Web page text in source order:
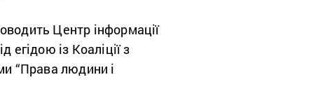
Центр інформації
із Коаліції з
“Права людини і